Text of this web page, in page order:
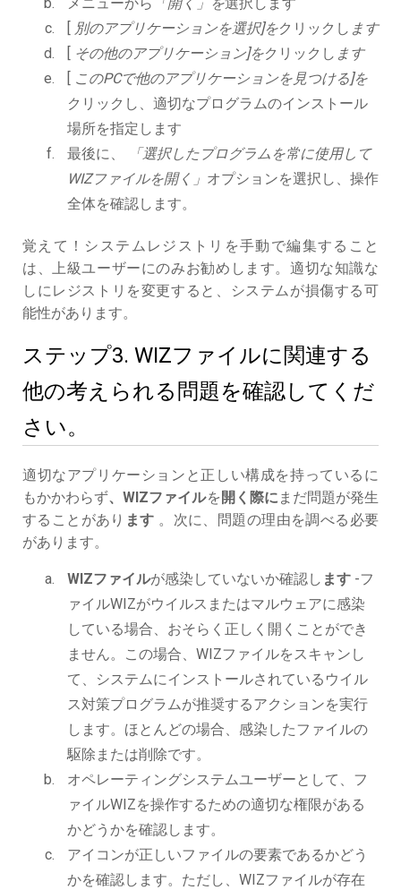
[ 別のアプリケーションを選択]をクリックし ます
[ その他のアプリケーション]をクリックし ます
[ このPCで他のアプリケーションを見つける]を
クリックし、適切なプログラムのインストール
場所を指定します
最後に、
「選択したプログラムを常に使用して
WIZファイルを開く」 オプションを選択し、操作
全体を確認します。
覚えて！システムレジストリを手動で編集すること
は、上級ユーザーにのみお勧めします。適切な知識な
しにレジストリを変更すると、システムが損傷する可
能性があります。
ステップ3. WIZファイルに関連する
他の考えられる問題を確認してくだ
さい。
適切なアプリケーションと正しい構成を持っているに
もかかわらず、WIZファイルを 開く際に まだ問題が発生
することがあり ます 。次に、問題の理由を調べる必要
があります。
WIZファイルが感染していないか確認し ます -フ
ァイルWIZがウイルスまたはマルウェアに感染
している場合、おそらく正しく開くことができ
ません。この場合、WIZファイルをスキャンし
て、システムにインストールされているウイル
ス対策プログラムが推奨するアクションを実行
します。ほとんどの場合、感染したファイルの
駆除または削除です。
オペレーティングシステムユーザーとして、フ
ァイルWIZを操作するための適切な権限がある
かどうかを確認します。
アイコンが正しいファイルの要素であるかどう
かを確認します。ただし、WIZファイルが存在